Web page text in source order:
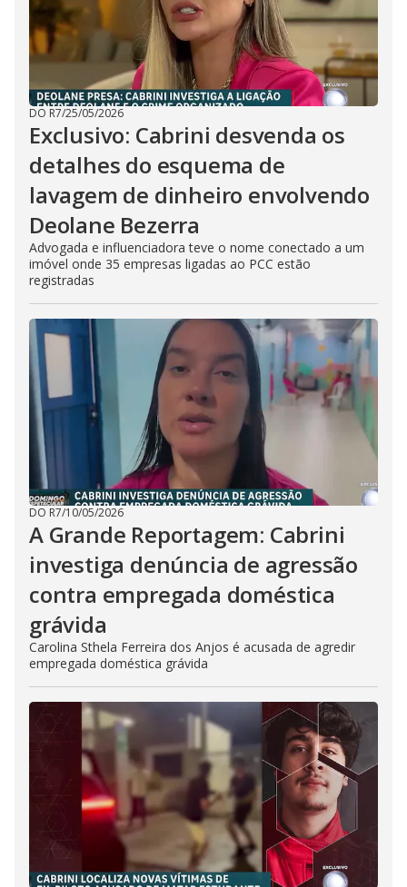
DO R7/25/05/2026
Exclusivo: Cabrini desvenda os
detalhes do esquema de
lavagem de dinheiro envolvendo
Deolane Bezerra
Advogada e influenciadora teve o nome conectado a um
imóvel onde 35 empresas ligadas ao PCC estão
registradas
DO R7/10/05/2026
A Grande Reportagem: Cabrini
investiga denúncia de agressão
contra empregada doméstica
grávida
Carolina Sthela Ferreira dos Anjos é acusada de agredir
empregada doméstica grávida